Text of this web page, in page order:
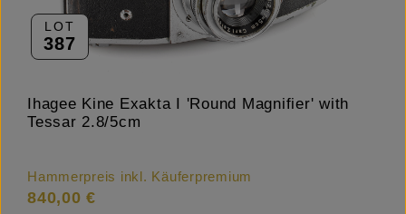
LOT
387
Ihagee Kine Exakta I 'Round Magnifier' with
Tessar 2.8/5cm
Hammerpreis inkl. Käuferpremium
840,00 €